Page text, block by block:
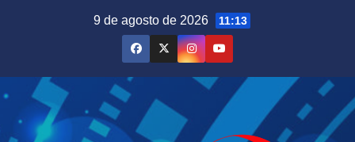
9 de agosto de 2026 11:13